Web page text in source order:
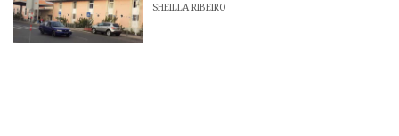
SHEILLA RIBEIRO